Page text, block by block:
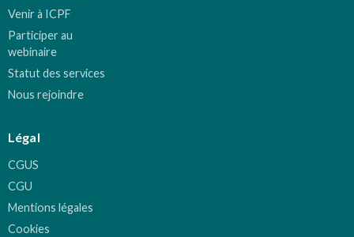
Venir à ICPF
Participer au
webinaire
Statut des services
Nous rejoindre
Légal
CGUS
CGU
Mentions légales
Cookies